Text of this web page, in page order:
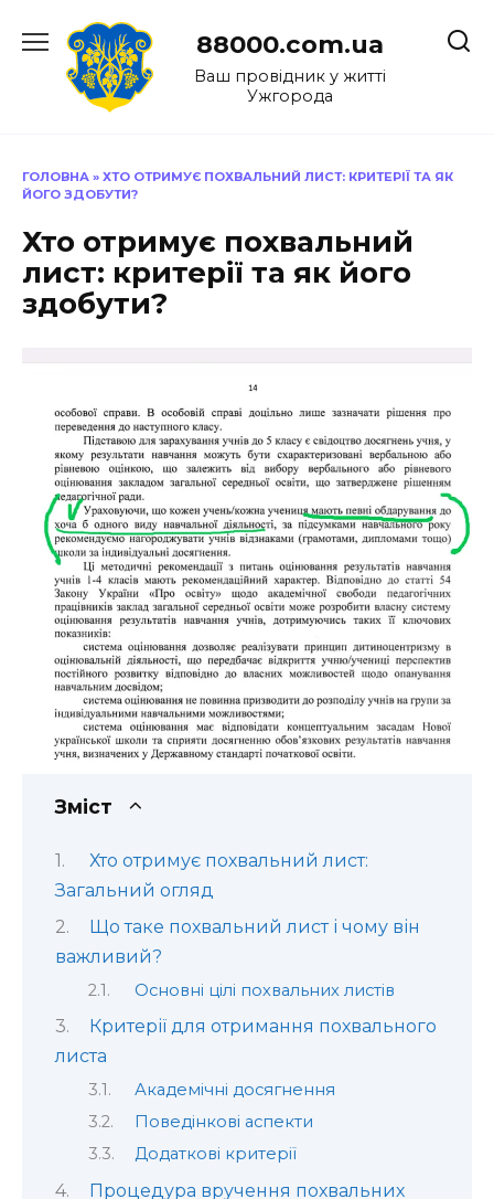
до
88000.com.ua
Ваш провідник у житті
Ужгорода
ГОЛОВНА » ХТО ОТРИМУЄ ПОХВАЛЬНИЙ ЛИСТ: КРИТЕРІЇ ТА ЯК
ЙОГО ЗДОБУТИ?
Хто отримує похвальний
лист: критерії та як його
здобути?
Зміст
Хто отримує похвальний лист:
Загальний огляд
Що таке похвальний лист і чому він
важливий?
Основні цілі похвальних листів
Критерії для отримання похвального
листа
Академічні досягнення
Поведінкові аспекти
Додаткові критерії
Процедура вручення похвальних